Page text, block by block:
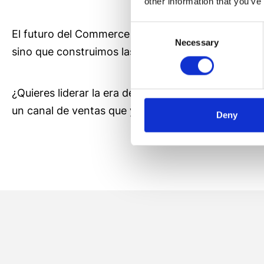
Necessary
Deny
El futuro del Commerce ya no es solo
sino que construimos las herramientas necesarias
¿Quieres liderar la era de la decisión
un canal de ventas que ya es una realidad.